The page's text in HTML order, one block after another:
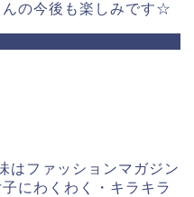
んの今後も楽しみです☆
はファッションマガジン
にわくわく・キラキラ